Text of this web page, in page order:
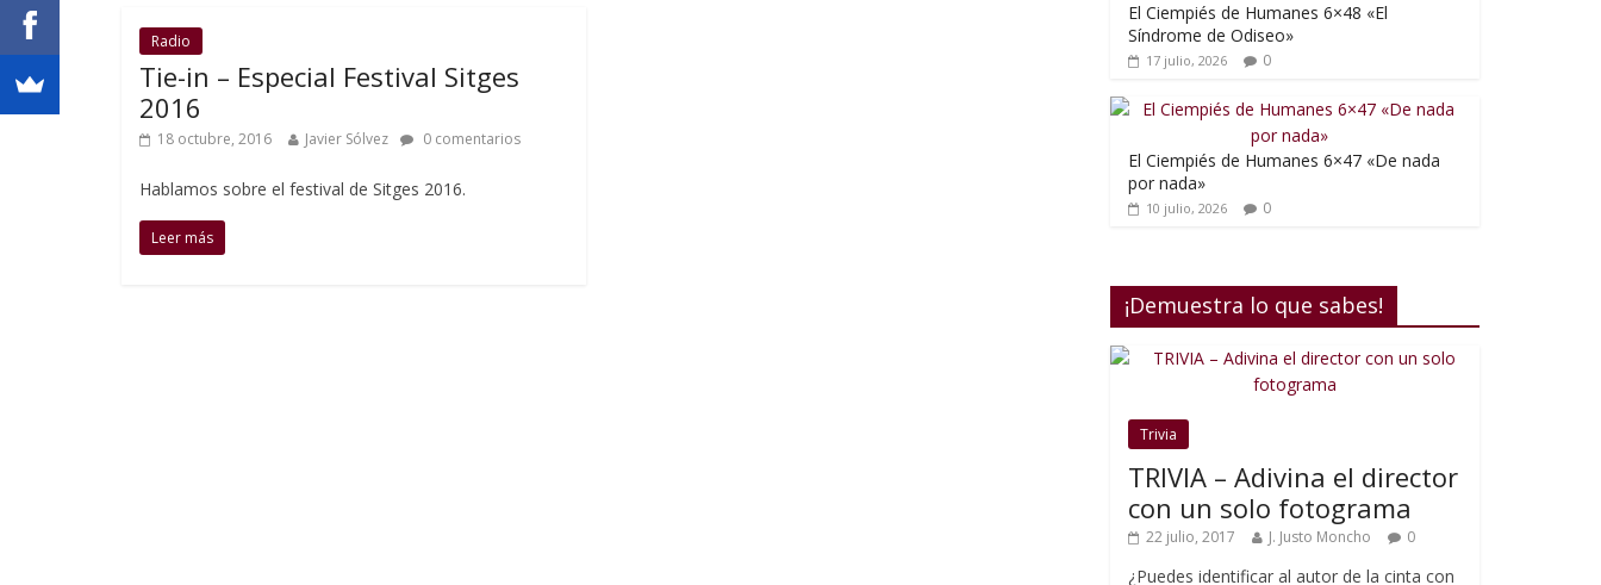
Radio
Tie-in – Especial Festival Sitges
2016
18 octubre, 2016 Javier Sólvez 0 comentarios
Hablamos sobre el festival de Sitges 2016.
Leer más
El Ciempiés de Humanes 6×48 «El
Síndrome de Odiseo»
17 julio, 2026 0
El Ciempiés de Humanes 6×47 «De nada
por nada»
10 julio, 2026 0
¡Demuestra lo que sabes!
Trivia
TRIVIA – Adivina el director
con un solo fotograma
22 julio, 2017 J. Justo Moncho 0
¿Puedes identificar al autor de la cinta con